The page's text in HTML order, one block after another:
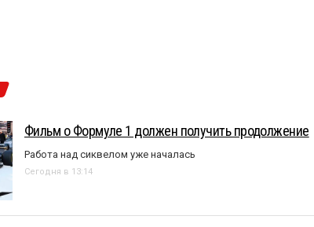
Фильм о Формуле 1 должен получить продолжение
Работа над сиквелом уже началась
Сегодня в 13:14